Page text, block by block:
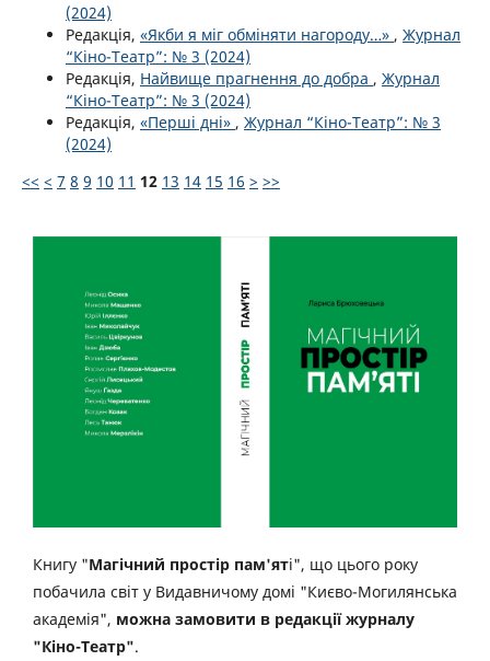
(2024)
Редакція, «Якби я міг обміняти нагороду…» , Журнал
“Кіно-Театр”: № 3 (2024)
Редакція, Найвище прагнення до добра , Журнал
“Кіно-Театр”: № 3 (2024)
Редакція, «Перші дні» , Журнал “Кіно-Театр”: № 3
(2024)
<< < 7 8 9 10 11 12 13 14 15 16 > >>
Книгу "Магічний простір пам'яті", що цього року
побачила світ у Видавничому домі "Києво-Могилянська
академія", можна замовити в редакції журналу
"Кіно-Театр".